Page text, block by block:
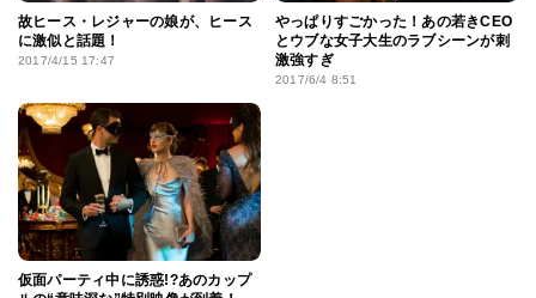
故ヒース・レジャーの娘が、ヒース
に激似と話題！
2017/4/15 17:47
やっぱりすごかった！あの若きCEO
とウブな女子大生のラブシーンが刺
激強すぎ
2017/6/4 8:51
仮面パーティ中に誘惑!?あのカップ